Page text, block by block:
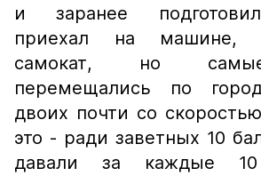
и заранее
приехал на машине,
самокат, но
перемещались по
двоих почти со
это - ради заветных 10
давали за каждые